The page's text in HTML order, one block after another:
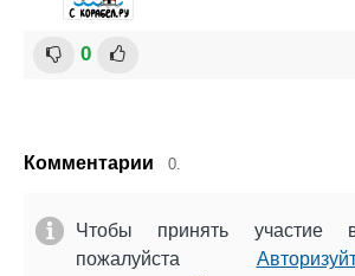
0
Комментарии 0.
Чтобы принять участие
пожалуйста